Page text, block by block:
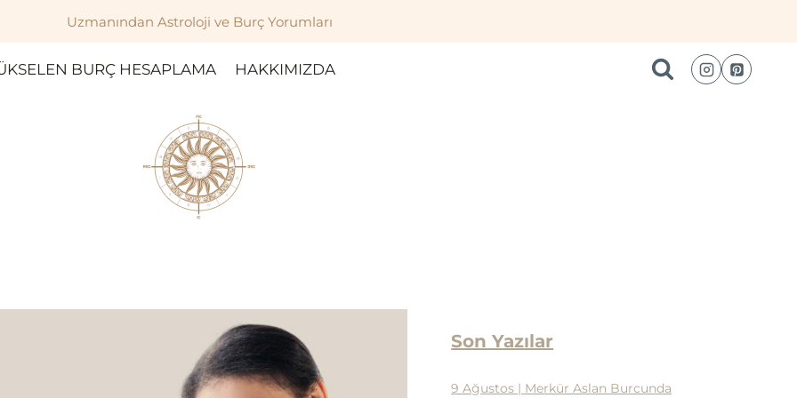
Uzmanından Astroloji ve Burç Yorumları
BURÇ HESAPLAMA HAKKIMIZDA
Son Yazılar
9 Ağustos | Merkür Aslan Burcunda